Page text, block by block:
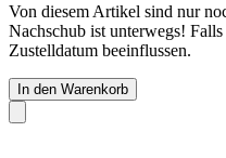
Von diesem Artikel sind nur
Nachschub ist unterwegs!
Zustelldatum beeinflussen.
In den Warenkorb